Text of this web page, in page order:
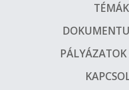
TÉMÁK